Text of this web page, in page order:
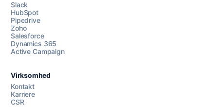
Chat med os
AI Campaign Assist
Slack
HubSpot
Pipedrive
Zoho
Salesforce
Dynamics 365
Active Campaign
Virksomhed
Kontakt
Karriere
CSR